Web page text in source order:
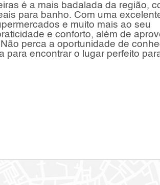
é a mais badalada da região,
para banho. Com uma
e muito mais ao seu
e conforto, além de
perca a oportunidade de
para encontrar o lugar perfeito